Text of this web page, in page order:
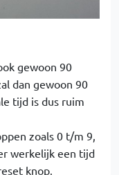
gewoon 90
dan gewoon 90
tijd is dus ruim
zoals 0 t/m 9,
werkelijk een tijd
knop.